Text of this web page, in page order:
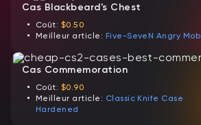
Cas Blackbeard's Chest
Coût: $0.50
Meilleur article: Five-SeveN Angry Mob
Cas Commemoration
Coût: $0.90
Meilleur article: Classic Knife Case
Hardened